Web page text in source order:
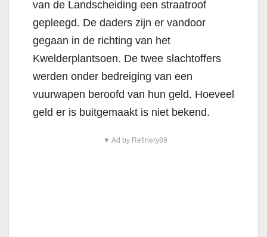
van de Landscheiding een straatroof
gepleegd. De daders zijn er vandoor
gegaan in de richting van het
Kwelderplantsoen. De twee slachtoffers
werden onder bedreiging van een
vuurwapen beroofd van hun geld. Hoeveel
geld er is buitgemaakt is niet bekend.
▼ Ad by Refinery89